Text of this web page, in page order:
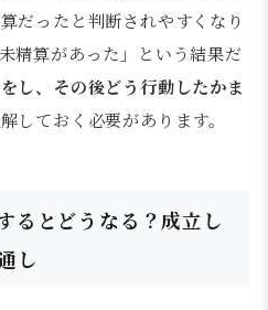
だったと判断されやすくなり
精算があった」という結果だ
し、その後どう行動したかま
しておく必要があります。
るとどうなる？成立し
し